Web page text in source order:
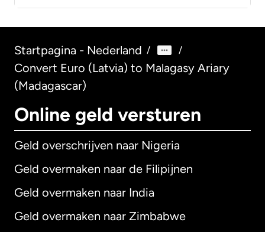
Startpagina - Nederland / /
Convert Euro (Latvia) to Malagasy Ariary
(Madagascar)
Online geld versturen
Geld overschrijven naar Nigeria
Geld overmaken naar de Filipijnen
Geld overmaken naar India
Geld overmaken naar Zimbabwe